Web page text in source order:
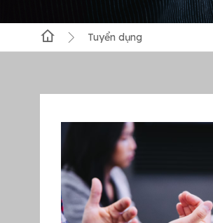
Tuyển dụng